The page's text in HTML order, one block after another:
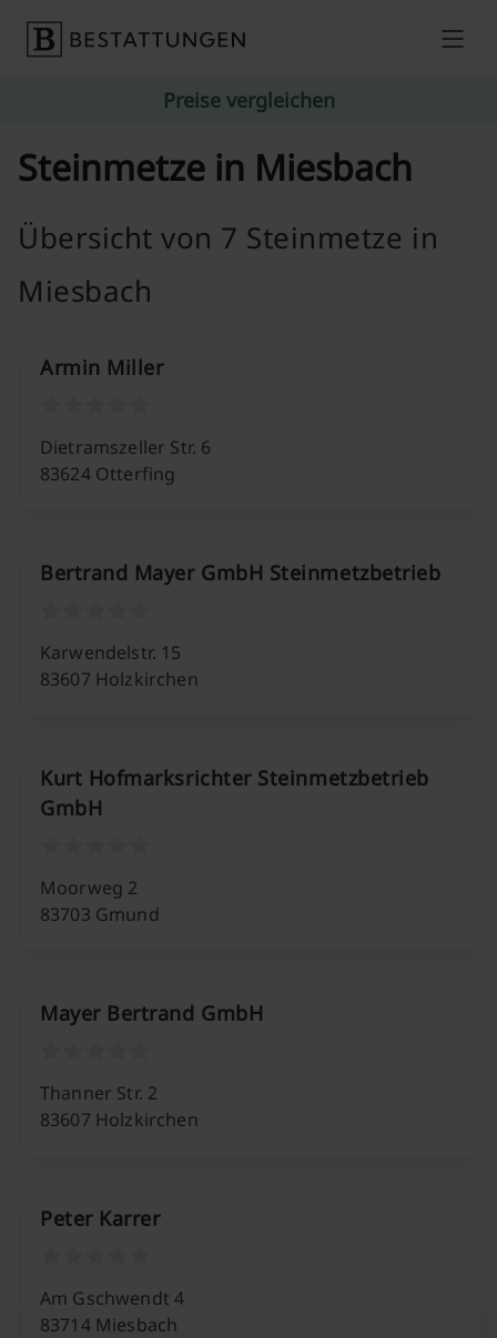
Preise vergleichen
Steinmetze in Miesbach
Übersicht von 7 Steinmetze in
Miesbach
Armin Miller
Dietramszeller Str. 6
83624 Otterfing
Bertrand Mayer GmbH Steinmetzbetrieb
Karwendelstr. 15
83607 Holzkirchen
Kurt Hofmarksrichter Steinmetzbetrieb
GmbH
Moorweg 2
83703 Gmund
Mayer Bertrand GmbH
Thanner Str. 2
83607 Holzkirchen
Peter Karrer
Am Gschwendt 4
83714 Miesbach